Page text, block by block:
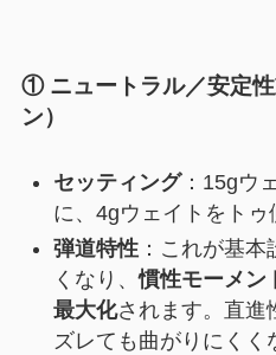
① ニュートラル／安定
ン）
セッティング：15gウ
に、4gウェイトをトゥ
弾道特性：これが基本
くなり、慣性モーメン
最大化されます。直進
ズレても曲がりにく